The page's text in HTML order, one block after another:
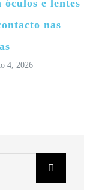
óculos e lentes
nas
4, 2026